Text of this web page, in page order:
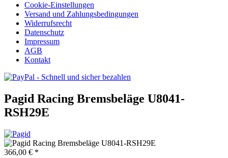
Cookie-Einstellungen
Versand und Zahlungsbedingungen
Widerrufsrecht
Datenschutz
Impressum
AGB
Kontakt
Pagid Racing Bremsbeläge U8041-
RSH29E
366,00 € *